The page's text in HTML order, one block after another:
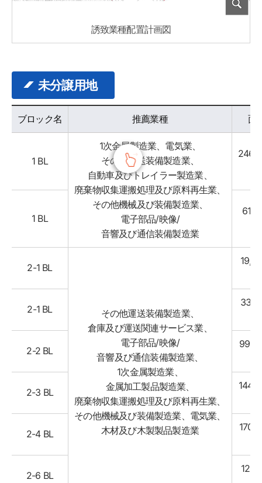
誘致業種配置計画図
未分譲用地
시정소식 목록 - 블록명, 추천업종, 면적, 분양가, View Location 정보 제공
ブロック名
推薦業種 面
1 BL
1次金属製造業、電気業、
その他運送装備製造業、
自動車及びトレイラー製造業、
廃棄物収集運搬処理及び原料再生業、
その他機械及び装備製造業、
電子部品/映像/
音響及び通信装備製造業
1 BL
2-1 BL
その他運送装備製造業、
倉庫及び運送関連サービス業、
電子部品/映像/
音響及び通信装備製造業、
1次金属製造業、
金属加工製品製造業、
廃棄物収集運搬処理及び原料再生業、
その他機械及び装備製造業、電気業、
木材及び木製製品製造業
2-1 BL
2-2 BL
2-3 BL
2-4 BL
2-6 BL